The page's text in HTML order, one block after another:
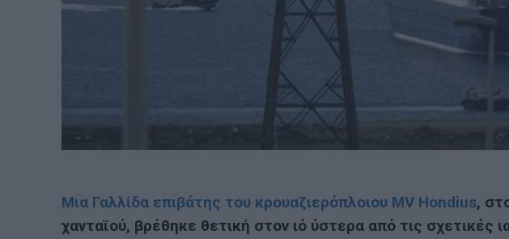
Μια Γαλλίδα επιβάτης του κρουαζιερόπλοιου MV Hondius,
χανταϊού, βρέθηκε θετική στον ιό ύστερα από τις σχετικές